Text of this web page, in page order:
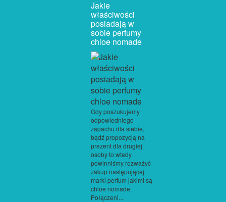
Jakie
właściwości
posiadają w
sobie perfumy
chloe nomade
Gdy poszukujemy
odpowiedniego
zapachu dla siebie,
bądź propozycją na
prezent dla drugiej
osoby to wtedy
powinniśmy rozważyć
zakup następującej
marki perfum jakimi są
chloe nomade.
Połączeni...